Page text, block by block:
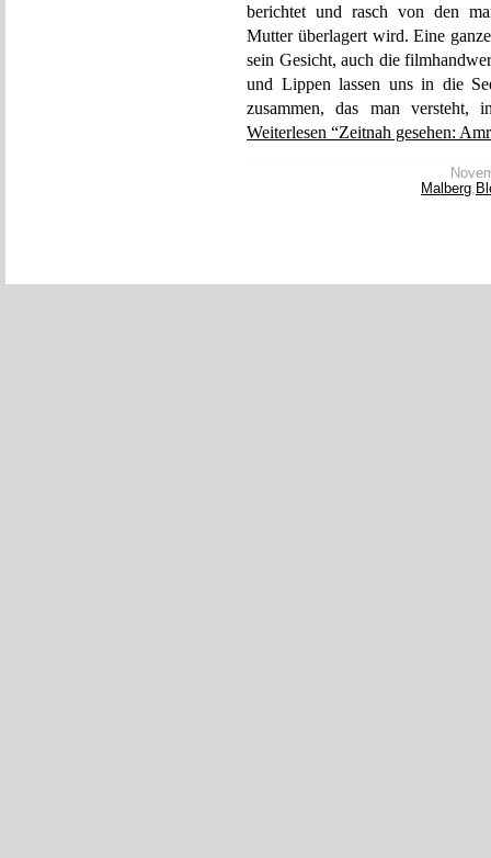
berichtet und rasch von den
Mutter überlagert wird. Eine
sein Gesicht, auch die
und Lippen lassen uns in die
zusammen, das man
Weiterlesen “Zeitnah gesehen:
Malberg,